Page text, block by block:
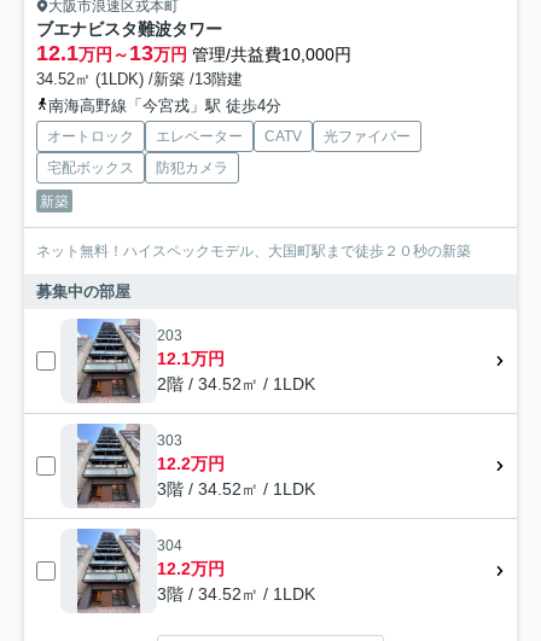
大阪市浪速区戎本町
ブエナビスタ難波タワー
12.1万円～13万円 管理/共益費10,000円
34.52㎡ (1LDK) /新築 /13階建
南海高野線「今宮戎」駅 徒歩4分
オートロック エレベーター CATV
光ファイバー
宅配ボックス
防犯カメラ
新築
ネット無料！ハイスペックモデル、大国町駅まで徒歩２０秒の新築
募集中の部屋
203
12.1万円
2階 / 34.52㎡ / 1LDK
303
12.2万円
3階 / 34.52㎡ / 1LDK
304
12.2万円
3階 / 34.52㎡ / 1LDK